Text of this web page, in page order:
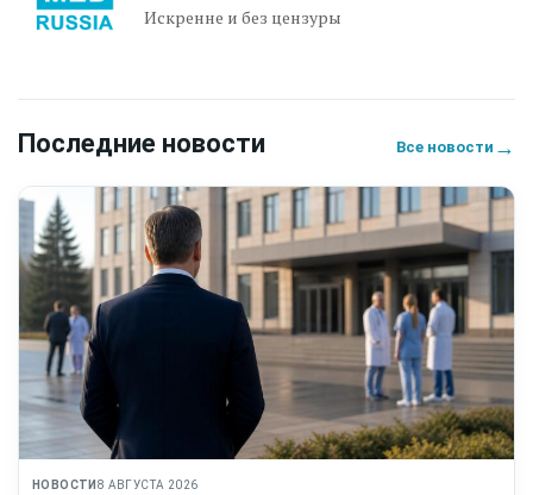
Искренне и без цензуры
Последние новости Все новости →
НОВОСТИ 8 АВГУСТА 2026